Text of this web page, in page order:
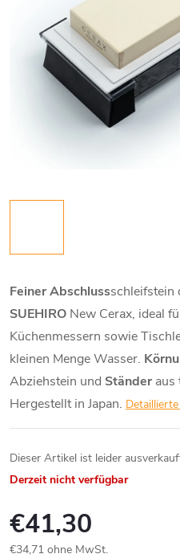
Feiner Abschlussschleifstein
SUEHIRO New Cerax, ideal
Küchenmessern sowie
kleinen Menge Wasser.
Abziehstein und Ständer aus
Hergestellt in Japan.
Dieser Artikel ist leider
Derzeit nicht verfügbar
€41,30
€34,71 ohne MwSt.